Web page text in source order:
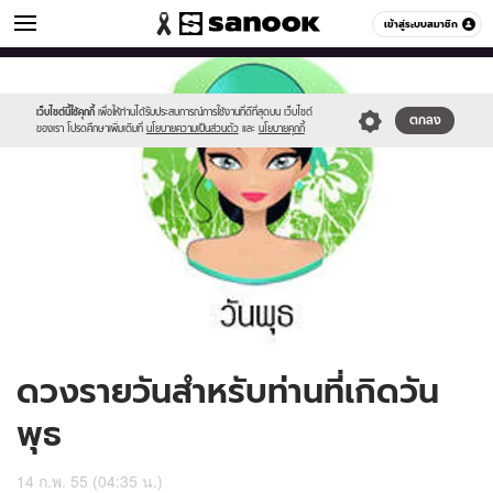
เข้าสู่ระบบสมาชิก
ดูดวง หมวดอื่นๆ
เว็บไซต์นี้ใช้คุกกี้ เพื่อให้ท่านได้รับประสบการณ์การใช้งานที่ดีที่สุดบน เว็บไซต์
ของเรา โปรดศึกษาเพิ่มเติมที่ นโยบายความเป็นส่วนตัว และ นโยบายคุกกี้
ตกลง
//s.isanook.com/sr/0/images/logo-
sanook.png
//s.isanook.com/ho/0/ud/5/25273/170-
ดวงรายวันสำหรับท่านที่เกิดวัน
พุธ
14 ก.พ. 55 (04:35 น.)